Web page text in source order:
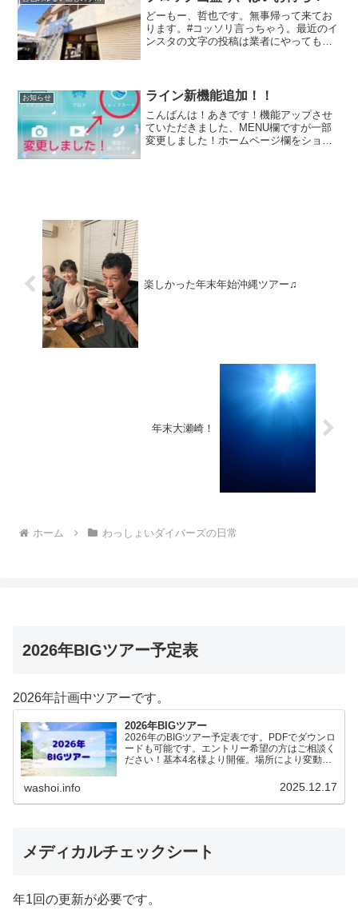
どーもー、哲也です。無事帰って来てお
ります。#コッソリ言っちゃう。最近のイ
ンスタの文字の投稿は業者にやってもら
て４つ。①緊急で重要...
お知らせ ライン新機能追加！！
こんばんは！あきです！機能アップさせ
ていただきました、MENU欄ですが一部
変更しました！ホームページ欄をショッ
楽しかった年末年始沖縄ツアー♫
年末大瀬崎！
ホーム わっしょいダイバーズの日常
2026年BIGツアー予定表
2026年計画中ツアーです。
2026年BIGツアー
2026年のBIGツアー予定表です。PDFでダウンロ
ードも可能です。エントリー希望の方はご相談く
ださい！基本4名様より開催。場所により変動あ
（12.19更新）ダウンロードPDFでアップロード
washoi.info 2025.12.17
メディカルチェックシート
年1回の更新が必要です。